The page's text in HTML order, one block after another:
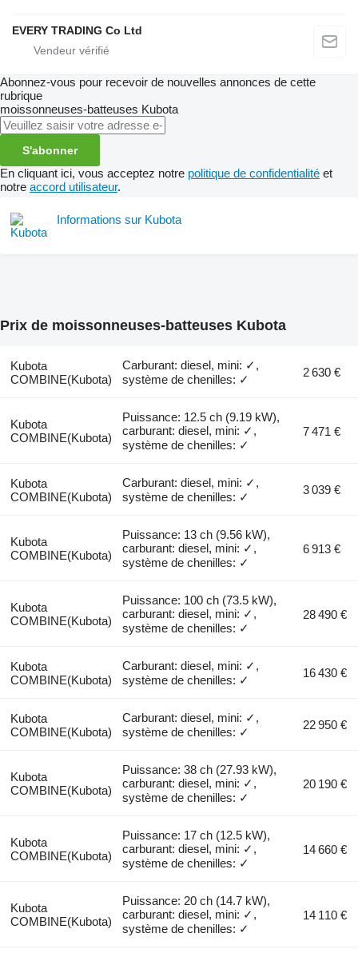
EVERY TRADING Co Ltd
Abonnez-vous pour recevoir de nouvelles annonces de cette
rubrique
moissonneuses-batteuses Kubota
S'abonner
En cliquant ici, vous acceptez notre politique de confidentialité et
notre accord utilisateur.
Informations sur Kubota
Prix de moissonneuses-batteuses Kubota
Kubota
COMBINE(Kubota)
Carburant: diesel, mini: ✓,
système de chenilles: ✓
2 630 €
Kubota
COMBINE(Kubota)
Puissance: 12.5 ch (9.19 kW),
carburant: diesel, mini: ✓,
système de chenilles: ✓
7 471 €
Kubota
COMBINE(Kubota)
Carburant: diesel, mini: ✓,
système de chenilles: ✓
3 039 €
Kubota
COMBINE(Kubota)
Puissance: 13 ch (9.56 kW),
carburant: diesel, mini: ✓,
système de chenilles: ✓
6 913 €
Kubota
COMBINE(Kubota)
Puissance: 100 ch (73.5 kW),
carburant: diesel, mini: ✓,
système de chenilles: ✓
28 490 €
Kubota
COMBINE(Kubota)
Carburant: diesel, mini: ✓,
système de chenilles: ✓
16 430 €
Kubota
COMBINE(Kubota)
Carburant: diesel, mini: ✓,
système de chenilles: ✓
22 950 €
Kubota
COMBINE(Kubota)
Puissance: 38 ch (27.93 kW),
carburant: diesel, mini: ✓,
système de chenilles: ✓
20 190 €
Kubota
COMBINE(Kubota)
Puissance: 17 ch (12.5 kW),
carburant: diesel, mini: ✓,
système de chenilles: ✓
14 660 €
Kubota
COMBINE(Kubota)
Puissance: 20 ch (14.7 kW),
carburant: diesel, mini: ✓,
système de chenilles: ✓
14 110 €